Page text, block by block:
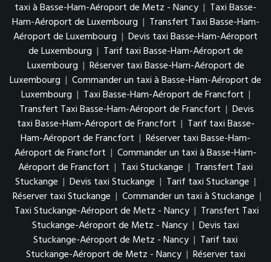
taxi à Basse-Ham-Aéroport de Metz - Nancy | Taxi Basse-
Ham-Aéroport de Luxembourg | Transfert Taxi Basse-Ham-
Aéroport de Luxembourg | Devis taxi Basse-Ham-Aéroport
de Luxembourg | Tarif taxi Basse-Ham-Aéroport de
Luxembourg | Réserver taxi Basse-Ham-Aéroport de
Luxembourg | Commander un taxi à Basse-Ham-Aéroport de
Luxembourg | Taxi Basse-Ham-Aéroport de Francfort |
Transfert Taxi Basse-Ham-Aéroport de Francfort | Devis
taxi Basse-Ham-Aéroport de Francfort | Tarif taxi Basse-
Ham-Aéroport de Francfort | Réserver taxi Basse-Ham-
Aéroport de Francfort | Commander un taxi à Basse-Ham-
Aéroport de Francfort | Taxi Stuckange | Transfert Taxi
Stuckange | Devis taxi Stuckange | Tarif taxi Stuckange |
Réserver taxi Stuckange | Commander un taxi à Stuckange |
Taxi Stuckange-Aéroport de Metz - Nancy | Transfert Taxi
Stuckange-Aéroport de Metz - Nancy | Devis taxi
Stuckange-Aéroport de Metz - Nancy | Tarif taxi
Stuckange-Aéroport de Metz - Nancy | Réserver taxi